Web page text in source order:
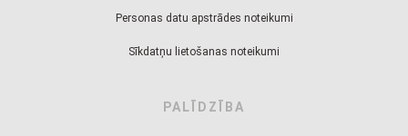
Personas datu apstrādes noteikumi
Sīkdatņu lietošanas noteikumi
PALĪDZĪBA